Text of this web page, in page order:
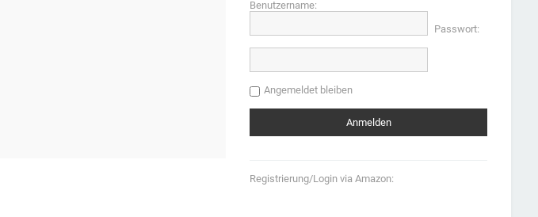
Benutzername:
Passwort:
Angemeldet bleiben
Registrierung/Login via Amazon: